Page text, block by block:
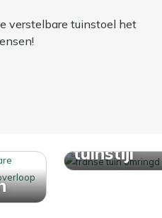
verstelbare tuinstoel het
tuinstijl